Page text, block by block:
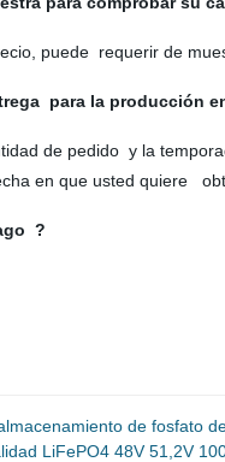
puede requerir de
para la producción
de pedido y la
en que usted quiere
?
de fosfato
LiFePO4 48V 51,2V